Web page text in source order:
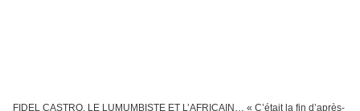
FIDEL CASTRO, LE LUMUMBISTE ET L’AFRICAIN… « C’était la fin d’après-